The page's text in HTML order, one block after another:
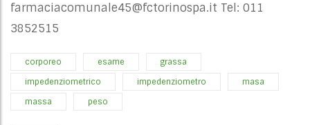
farmaciacomunale45@fctorinospa.it Tel: 011
3852515
corporeo esame grassa
impedenziometrico impedenziometro masa
massa peso